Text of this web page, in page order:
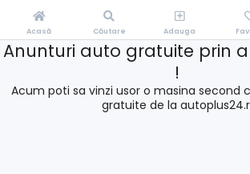
Anunturi auto gratuite prin
!
Acum poti sa vinzi usor o masina second
gratuite de la
Acasă Căutare Adauga